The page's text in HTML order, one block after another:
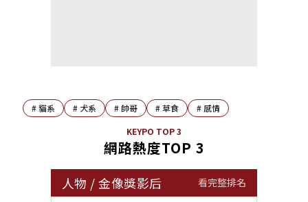
#貓系 # 犬系 #帥哥 #草食 # 感情
KEYPO TOP 3
網路熱度TOP 3
人物 /金像獎影后 看完整排名